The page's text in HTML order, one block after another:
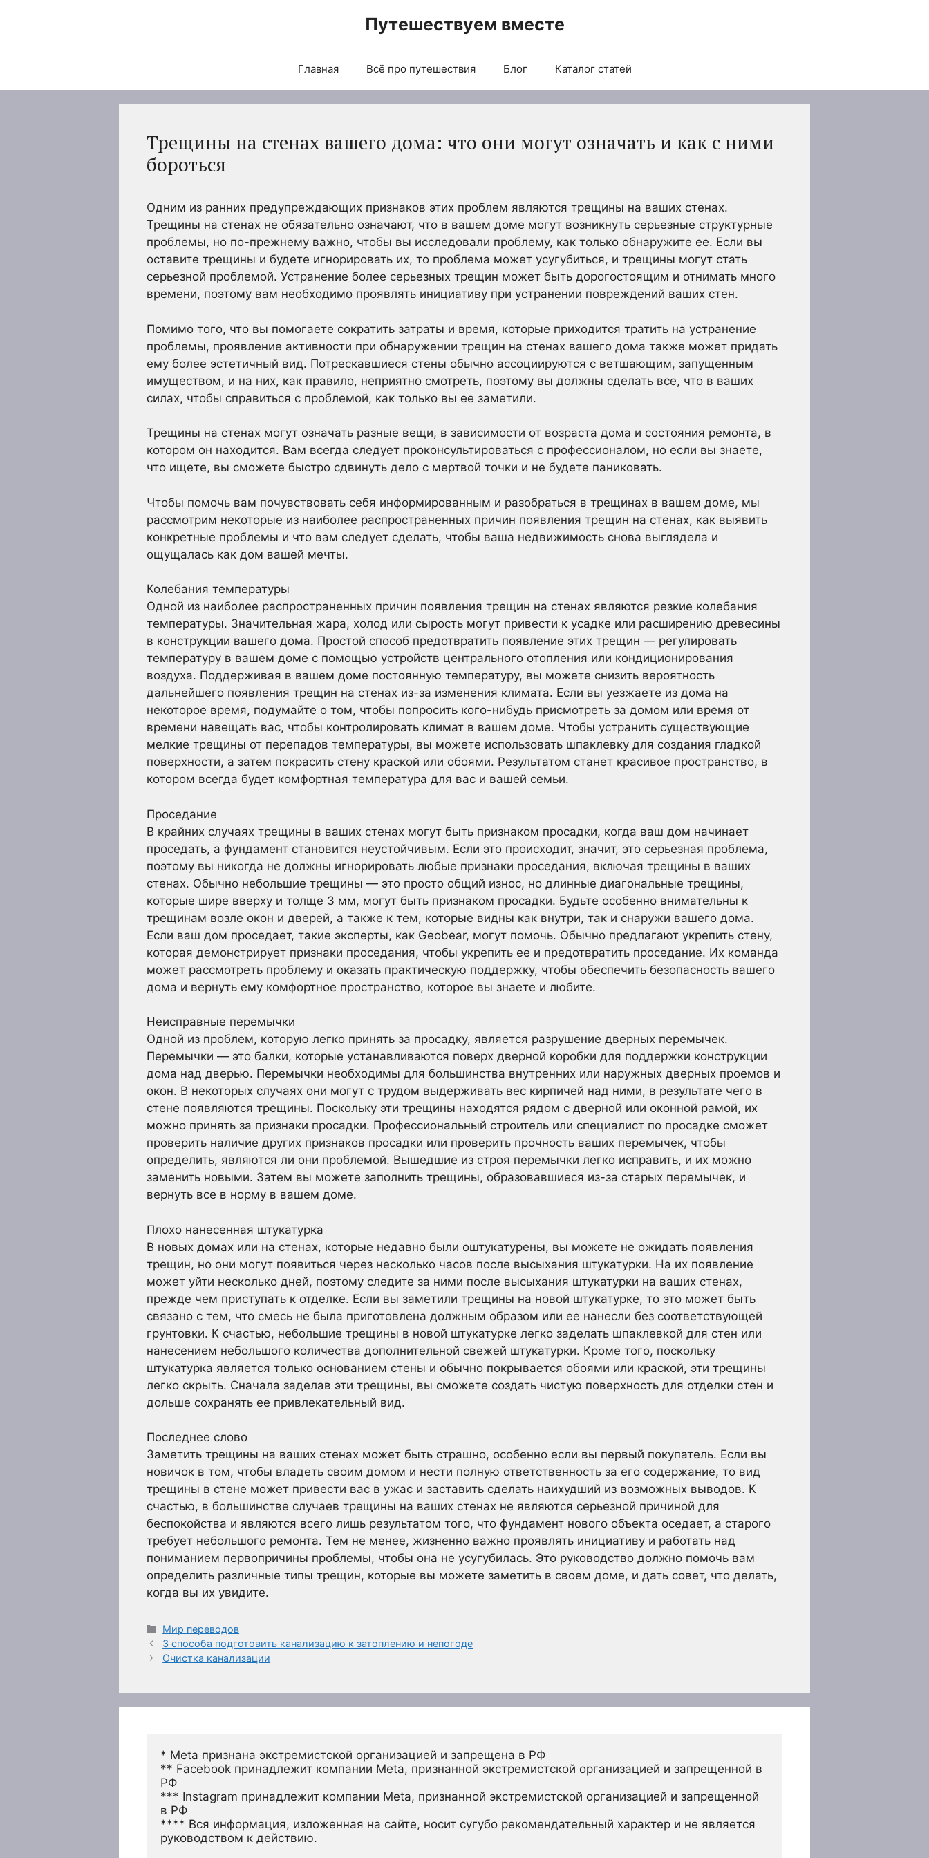
Путешествуем вместе
Главная Всё про путешествия Блог Каталог статей
Трещины на стенах вашего дома: что они могут означать и как с ними
бороться
Одним из ранних предупреждающих признаков этих проблем являются трещины на ваших стенах.
Трещины на стенах не обязательно означают, что в вашем доме могут возникнуть серьезные структурные
проблемы, но по-прежнему важно, чтобы вы исследовали проблему, как только обнаружите ее. Если вы
оставите трещины и будете игнорировать их, то проблема может усугубиться, и трещины могут стать
серьезной проблемой. Устранение более серьезных трещин может быть дорогостоящим и отнимать много
времени, поэтому вам необходимо проявлять инициативу при устранении повреждений ваших стен.
Помимо того, что вы помогаете сократить затраты и время, которые приходится тратить на устранение
проблемы, проявление активности при обнаружении трещин на стенах вашего дома также может придать
ему более эстетичный вид. Потрескавшиеся стены обычно ассоциируются с ветшающим, запущенным
имуществом, и на них, как правило, неприятно смотреть, поэтому вы должны сделать все, что в ваших
силах, чтобы справиться с проблемой, как только вы ее заметили.
Трещины на стенах могут означать разные вещи, в зависимости от возраста дома и состояния ремонта, в
котором он находится. Вам всегда следует проконсультироваться с профессионалом, но если вы знаете,
что ищете, вы сможете быстро сдвинуть дело с мертвой точки и не будете паниковать.
Чтобы помочь вам почувствовать себя информированным и разобраться в трещинах в вашем доме, мы
рассмотрим некоторые из наиболее распространенных причин появления трещин на стенах, как выявить
конкретные проблемы и что вам следует сделать, чтобы ваша недвижимость снова выглядела и
ощущалась как дом вашей мечты.
Колебания температуры
Одной из наиболее распространенных причин появления трещин на стенах являются резкие колебания
температуры. Значительная жара, холод или сырость могут привести к усадке или расширению древесины
в конструкции вашего дома. Простой способ предотвратить появление этих трещин — регулировать
температуру в вашем доме с помощью устройств центрального отопления или кондиционирования
воздуха. Поддерживая в вашем доме постоянную температуру, вы можете снизить вероятность
дальнейшего появления трещин на стенах из-за изменения климата. Если вы уезжаете из дома на
некоторое время, подумайте о том, чтобы попросить кого-нибудь присмотреть за домом или время от
времени навещать вас, чтобы контролировать климат в вашем доме. Чтобы устранить существующие
мелкие трещины от перепадов температуры, вы можете использовать шпаклевку для создания гладкой
поверхности, а затем покрасить стену краской или обоями. Результатом станет красивое пространство, в
котором всегда будет комфортная температура для вас и вашей семьи.
Проседание
В крайних случаях трещины в ваших стенах могут быть признаком просадки, когда ваш дом начинает
проседать, а фундамент становится неустойчивым. Если это происходит, значит, это серьезная проблема,
поэтому вы никогда не должны игнорировать любые признаки проседания, включая трещины в ваших
стенах. Обычно небольшие трещины — это просто общий износ, но длинные диагональные трещины,
которые шире вверху и толще 3 мм, могут быть признаком просадки. Будьте особенно внимательны к
трещинам возле окон и дверей, а также к тем, которые видны как внутри, так и снаружи вашего дома.
Если ваш дом проседает, такие эксперты, как Geobear, могут помочь. Обычно предлагают укрепить стену,
которая демонстрирует признаки проседания, чтобы укрепить ее и предотвратить проседание. Их команда
может рассмотреть проблему и оказать практическую поддержку, чтобы обеспечить безопасность вашего
дома и вернуть ему комфортное пространство, которое вы знаете и любите.
Неисправные перемычки
Одной из проблем, которую легко принять за просадку, является разрушение дверных перемычек.
Перемычки — это балки, которые устанавливаются поверх дверной коробки для поддержки конструкции
дома над дверью. Перемычки необходимы для большинства внутренних или наружных дверных проемов и
окон. В некоторых случаях они могут с трудом выдерживать вес кирпичей над ними, в результате чего в
стене появляются трещины. Поскольку эти трещины находятся рядом с дверной или оконной рамой, их
можно принять за признаки просадки. Профессиональный строитель или специалист по просадке сможет
проверить наличие других признаков просадки или проверить прочность ваших перемычек, чтобы
определить, являются ли они проблемой. Вышедшие из строя перемычки легко исправить, и их можно
заменить новыми. Затем вы можете заполнить трещины, образовавшиеся из-за старых перемычек, и
вернуть все в норму в вашем доме.
Плохо нанесенная штукатурка
В новых домах или на стенах, которые недавно были оштукатурены, вы можете не ожидать появления
трещин, но они могут появиться через несколько часов после высыхания штукатурки. На их появление
может уйти несколько дней, поэтому следите за ними после высыхания штукатурки на ваших стенах,
прежде чем приступать к отделке. Если вы заметили трещины на новой штукатурке, то это может быть
связано с тем, что смесь не была приготовлена должным образом или ее нанесли без соответствующей
грунтовки. К счастью, небольшие трещины в новой штукатурке легко заделать шпаклевкой для стен или
нанесением небольшого количества дополнительной свежей штукатурки. Кроме того, поскольку
штукатурка является только основанием стены и обычно покрывается обоями или краской, эти трещины
легко скрыть. Сначала заделав эти трещины, вы сможете создать чистую поверхность для отделки стен и
дольше сохранять ее привлекательный вид.
Последнее слово
Заметить трещины на ваших стенах может быть страшно, особенно если вы первый покупатель. Если вы
новичок в том, чтобы владеть своим домом и нести полную ответственность за его содержание, то вид
трещины в стене может привести вас в ужас и заставить сделать наихудший из возможных выводов. К
счастью, в большинстве случаев трещины на ваших стенах не являются серьезной причиной для
беспокойства и являются всего лишь результатом того, что фундамент нового объекта оседает, а старого
требует небольшого ремонта. Тем не менее, жизненно важно проявлять инициативу и работать над
пониманием первопричины проблемы, чтобы она не усугубилась. Это руководство должно помочь вам
определить различные типы трещин, которые вы можете заметить в своем доме, и дать совет, что делать,
когда вы их увидите.
Рубрики
Мир переводов
3 способа подготовить канализацию к затоплению и непогоде
Очистка канализации
* Meta признана экстремистской организацией и запрещена в РФ
** Facebook принадлежит компании Meta, признанной экстремистской организацией и запрещенной в
РФ
*** Instagram принадлежит компании Meta, признанной экстремистской организацией и запрещенной
в РФ
**** Вся информация, изложенная на сайте, носит сугубо рекомендательный характер и не является
руководством к действию.